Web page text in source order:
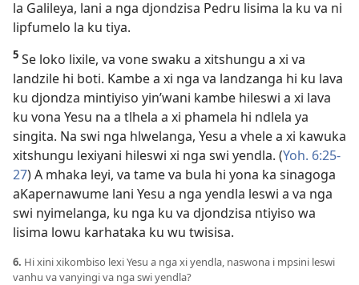
la Galileya, lani a nga djondzisa Pedru lisima la ku va ni
lipfumelo la ku tiya.
5 Se loko lixile, va vone swaku a xitshungu a xi va
landzile hi boti. Kambe a xi nga va landzanga hi ku lava
ku djondza mintiyiso yin’wani kambe hileswi a xi lava
ku vona Yesu na a tlhela a xi phamela hi ndlela ya
singita. Na swi nga hlwelanga, Yesu a vhele a xi kawuka
xitshungu lexiyani hileswi xi nga swi yendla. (Yoh. 6:25-
27) A mhaka leyi, va tame va bula hi yona ka sinagoga
aKapernawume lani Yesu a nga yendla leswi a va nga
swi nyimelanga, ku nga ku va djondzisa ntiyiso wa
lisima lowu karhataka ku wu twisisa.
6. Hi xini xikombiso lexi Yesu a nga xi yendla, naswona i mpsini leswi
vanhu va vanyingi va nga swi yendla?